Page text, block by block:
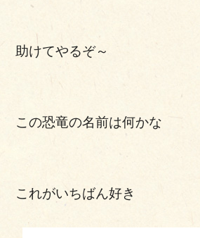
助けてやるぞ～
この恐竜の名前は何かな
これがいちばん好き